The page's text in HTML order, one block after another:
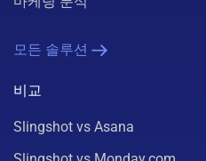
모든 솔루션
비교
Slingshot vs Asana